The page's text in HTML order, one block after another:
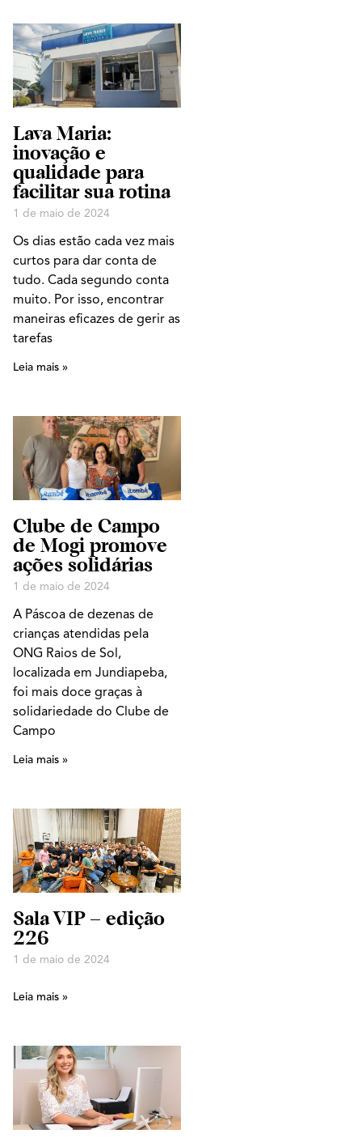
Lava Maria:
inovação e
qualidade para
facilitar sua rotina
1 de maio de 2024
Os dias estão cada vez mais
curtos para dar conta de
tudo. Cada segundo conta
muito. Por isso, encontrar
maneiras eficazes de gerir as
tarefas
Leia mais »
Clube de Campo
de Mogi promove
ações solidárias
1 de maio de 2024
A Páscoa de dezenas de
crianças atendidas pela
ONG Raios de Sol,
localizada em Jundiapeba,
foi mais doce graças à
solidariedade do Clube de
Campo
Leia mais »
Sala VIP – edição
226
1 de maio de 2024
Leia mais »